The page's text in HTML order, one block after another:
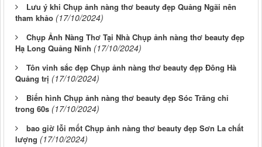
Lưu ý khi Chụp ảnh nàng thơ beauty đẹp Quảng Ngãi nên
tham khảo (17/10/2024)
Chụp Ảnh Nàng Thơ Tại Nhà Chụp ảnh nàng thơ beauty đẹp
Hạ Long Quảng Ninh (17/10/2024)
Tôn vinh sắc đẹp Chụp ảnh nàng thơ beauty đẹp Đông Hà
Quảng trị (17/10/2024)
Biến hình Chụp ảnh nàng thơ beauty đẹp Sóc Trăng chỉ
trong 60s (17/10/2024)
bao giờ lỗi mốt Chụp ảnh nàng thơ beauty đẹp Sơn La chất
lượng (17/10/2024)